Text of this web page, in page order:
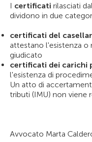
I certificati rilasciati
dividono in due
certificati del
attestano l'esistenza o
giudicato
certificati dei carichi
l'esistenza di
Un atto di
tributi (IMU) non viene
Avvocato Marta